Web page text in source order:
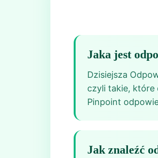
Jaka jest
Dzisiejsza
czyli takie, które
Pinpoint
Jak znaleźć